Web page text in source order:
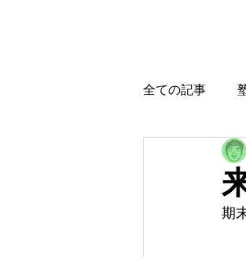
全ての記事
育児・教育
期